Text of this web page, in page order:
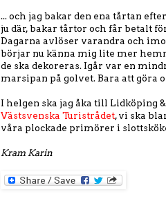
... och jag bakar den ena tårtan
ju där, bakar tårtor och får betalt
Dagarna avlöser varandra och
börjar nu känna mig lite mer
de ska dekoreras. Igår var en
marsipan på golvet. Bara att göra
I helgen ska jag åka till Lidköping
Västsvenska Turistrådet, vi ska
våra plockade primörer i
Kram Karin